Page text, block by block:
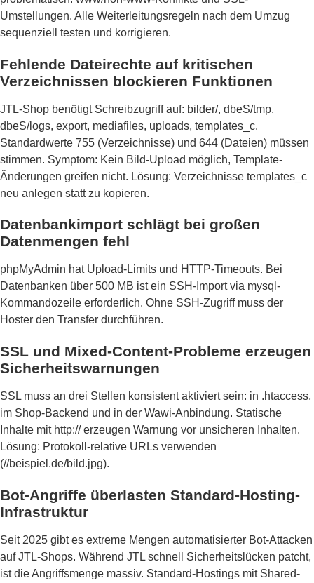
Umstellungen. Alle Weiterleitungsregeln nach dem Umzug
sequenziell testen und korrigieren.
Fehlende Dateirechte auf kritischen
Verzeichnissen blockieren Funktionen
JTL-Shop benötigt Schreibzugriff auf: bilder/, dbeS/tmp,
dbeS/logs, export, mediafiles, uploads, templates_c.
Standardwerte 755 (Verzeichnisse) und 644 (Dateien) müssen
stimmen. Symptom: Kein Bild-Upload möglich, Template-
Änderungen greifen nicht. Lösung: Verzeichnisse templates_c
neu anlegen statt zu kopieren.
Datenbankimport schlägt bei großen
Datenmengen fehl
phpMyAdmin hat Upload-Limits und HTTP-Timeouts. Bei
Datenbanken über 500 MB ist ein SSH-Import via mysql-
Kommandozeile erforderlich. Ohne SSH-Zugriff muss der
Hoster den Transfer durchführen.
SSL und Mixed-Content-Probleme erzeugen
Sicherheitswarnungen
SSL muss an drei Stellen konsistent aktiviert sein: in .htaccess,
im Shop-Backend und in der Wawi-Anbindung. Statische
Inhalte mit http:// erzeugen Warnung vor unsicheren Inhalten.
Lösung: Protokoll-relative URLs verwenden
(//beispiel.de/bild.jpg).
Bot-Angriffe überlasten Standard-Hosting-
Infrastruktur
Seit 2025 gibt es extreme Mengen automatisierter Bot-Attacken
auf JTL-Shops. Während JTL schnell Sicherheitslücken patcht,
ist die Angriffsmenge massiv. Standard-Hostings mit Shared-